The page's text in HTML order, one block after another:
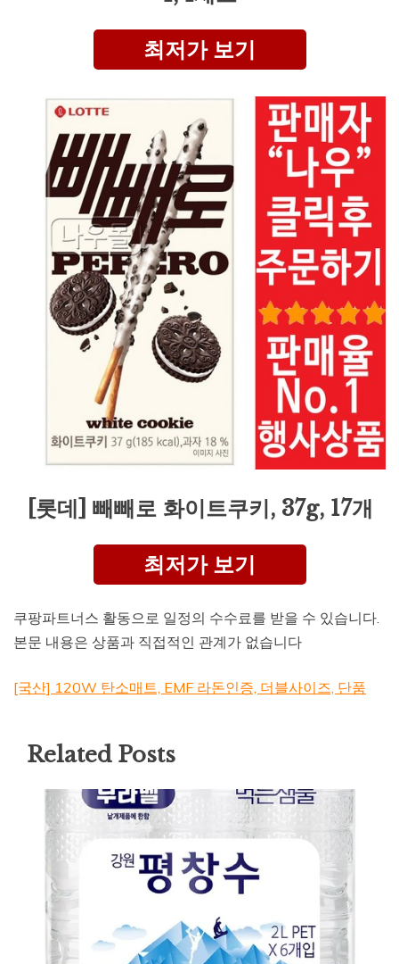
최저가 보기
[롯데] 빼빼로 화이트쿠키, 37g, 17개
최저가 보기
쿠팡파트너스 활동으로 일정의 수수료를 받을 수 있습니다.
본문 내용은 상품과 직접적인 관계가 없습니다
[국산] 120W 탄소매트, EMF 라돈인증, 더블사이즈, 단품
Related Posts